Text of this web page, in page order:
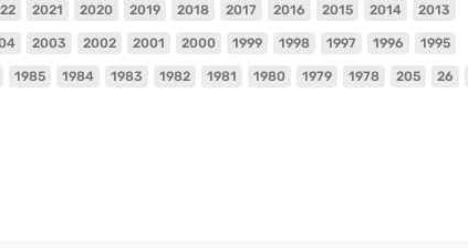
2021 2020 2019 2018 2017 2016 2015 2014 2013
2003 2002 2001 2000 1999 1998 1997 1996 1995
1985 1984 1983 1982 1981 1980 1979 1978 205 26